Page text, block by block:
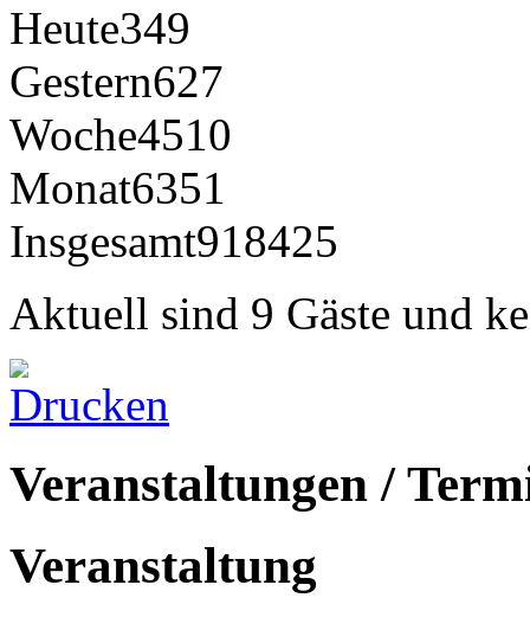
Heute349
Gestern627
Woche4510
Monat6351
Insgesamt918425
Aktuell sind 9 Gäste und
Veranstaltungen /
Veranstaltung